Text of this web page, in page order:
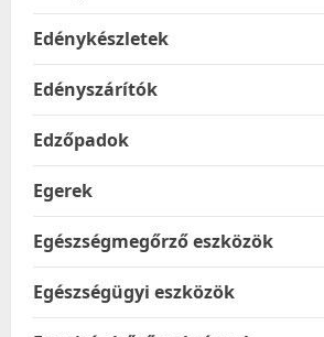
Edénykészletek
Edényszárítók
Edzőpadok
Egerek
Egészségmegőrző eszközök
Egészségügyi eszközök